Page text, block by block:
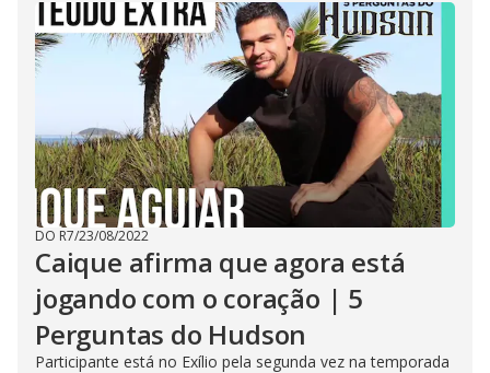
DO R7/23/08/2022
Caique afirma que agora está
jogando com o coração | 5
Perguntas do Hudson
Participante está no Exílio pela segunda vez na temporada